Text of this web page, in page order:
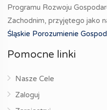
Programu Rozwoju
Zachodnim, przyjętego jako
Śląskie Porozumienie
Pomocne linki
Nasze Cele
Zaloguj